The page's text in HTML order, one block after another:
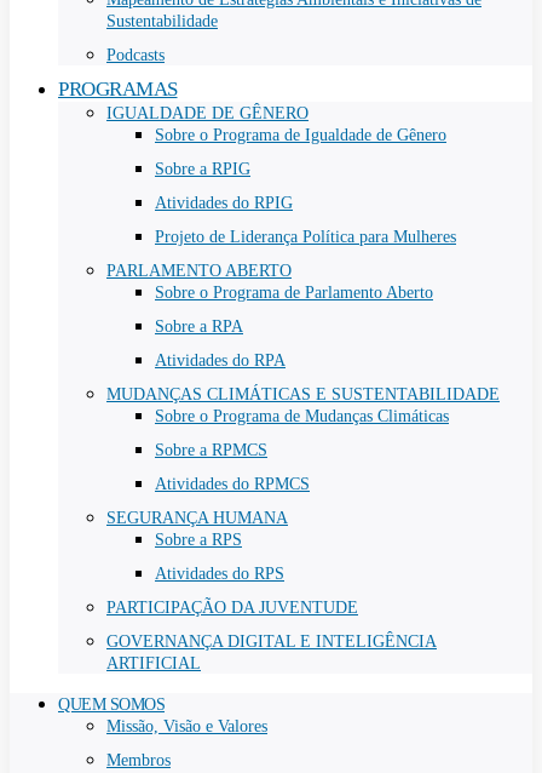
Sustentabilidade
Podcasts
PROGRAMAS
IGUALDADE DE GÊNERO
Sobre o Programa de Igualdade de Gênero
Sobre a RPIG
Atividades do RPIG
Projeto de Liderança Política para Mulheres
PARLAMENTO ABERTO
Sobre o Programa de Parlamento Aberto
Sobre a RPA
Atividades do RPA
MUDANÇAS CLIMÁTICAS E SUSTENTABILIDADE
Sobre o Programa de Mudanças Climáticas
Sobre a RPMCS
Atividades do RPMCS
SEGURANÇA HUMANA
Sobre a RPS
Atividades do RPS
PARTICIPAÇÃO DA JUVENTUDE
GOVERNANÇA DIGITAL E INTELIGÊNCIA
ARTIFICIAL
QUEM SOMOS
Missão, Visão e Valores
Membros